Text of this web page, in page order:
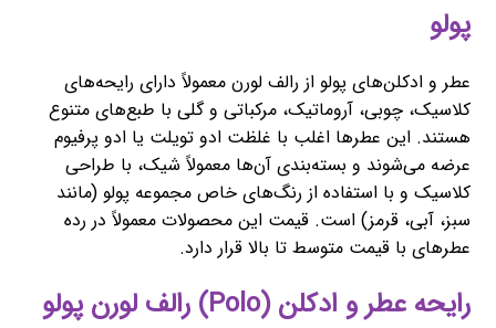
پولو
عطر و ادکلن‌های پولو از رالف لورن معمولاً دارای رایحه‌های
کلاسیک، چوبی، آروماتیک، مرکباتی و گلی با طبع‌های متنوع
هستند. این عطرها اغلب با غلظت ادو تویلت یا ادو پرفیوم
عرضه می‌شوند و بسته‌بندی آن‌ها معمولاً شیک، با طراحی
کلاسیک و با استفاده از رنگ‌های خاص مجموعه پولو (مانند
سبز، آبی، قرمز) است. قیمت این محصولات معمولاً در رده
عطرهای با قیمت متوسط تا بالا قرار دارد.
رایحه عطر و ادکلن (Polo) رالف لورن پولو